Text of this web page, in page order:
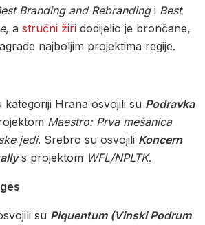
Branding and Rebrandingi Best
, a stručni žiri dodijelio je brončane,
najboljim projektima regije.
kategoriji Hrana osvojili su Podravka
Maestro: Prva mešanica
jedi. Srebro su osvojili Koncern
s projektom WFL/NPLTK.
su Piquentum (Vinski Podrum